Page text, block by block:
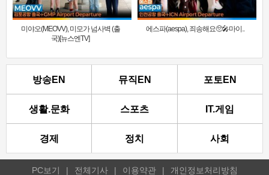
미야오(MEOVV), 미모가 넘사벽 (출
국)[뉴스엔TV]
에스파(aespa), 죄송해요🥺🎤마이..
방송EN 뮤직EN 포토EN
생활.문화 스포츠 IT.게임
경제 정치 사회
PC보기 | 전체기사 | 이용약관 | 개인정보처리방침